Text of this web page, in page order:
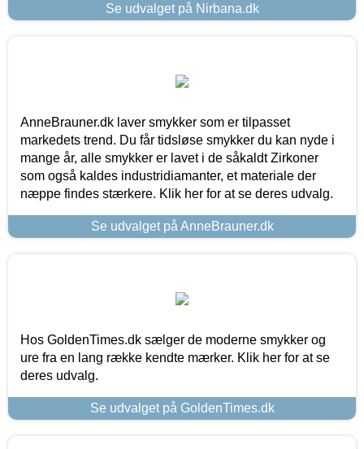
Se udvalget på Nirbana.dk
AnneBrauner.dk laver smykker som er tilpasset
markedets trend. Du får tidsløse smykker du kan nyde i
mange år, alle smykker er lavet i de såkaldt Zirkoner
som også kaldes industridiamanter, et materiale der
næppe findes stærkere. Klik her for at se deres udvalg.
Se udvalget på AnneBrauner.dk
Hos GoldenTimes.dk sælger de moderne smykker og
ure fra en lang række kendte mærker. Klik her for at se
deres udvalg.
Se udvalget på GoldenTimes.dk